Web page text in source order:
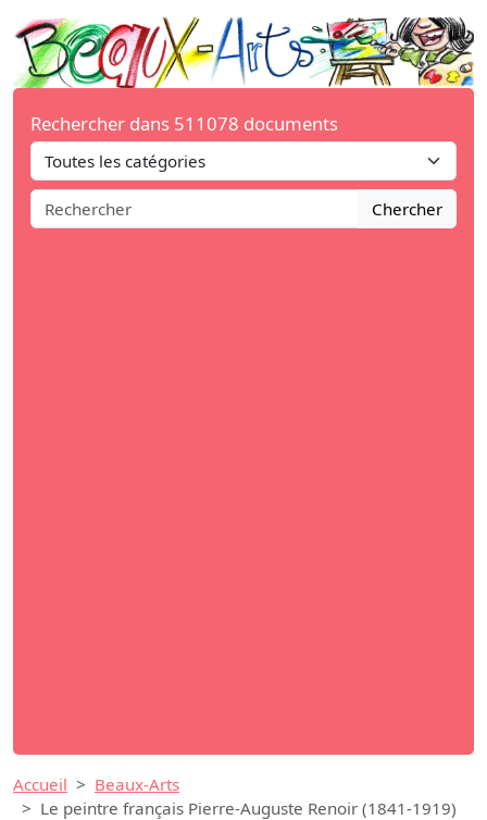
Rechercher dans 511078 documents
Chercher
Accueil
Beaux-Arts
Le peintre français Pierre-Auguste Renoir (1841-1919)